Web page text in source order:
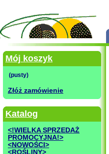
Mój koszyk
Złóż zamówienie
Katalog
<!WIELKA SPRZEDAŻ
PROMOCYJNA!>
<NOWOŚCI>
<ROŚLINY>